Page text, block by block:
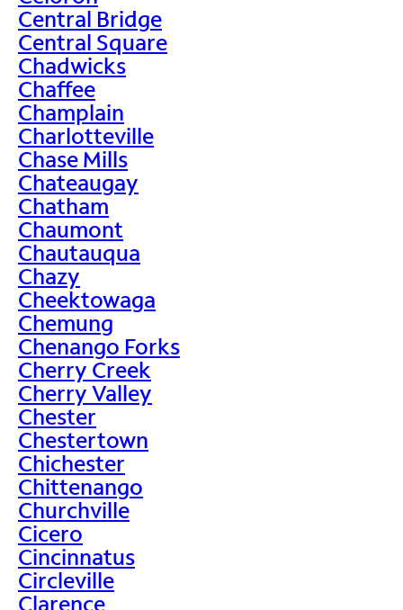
Central Bridge
Central Square
Chadwicks
Chaffee
Champlain
Charlotteville
Chase Mills
Chateaugay
Chatham
Chaumont
Chautauqua
Chazy
Cheektowaga
Chemung
Chenango Forks
Cherry Creek
Cherry Valley
Chester
Chestertown
Chichester
Chittenango
Churchville
Cicero
Cincinnatus
Circleville
Clarence